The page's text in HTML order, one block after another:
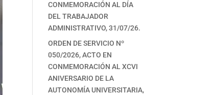
CONMEMORACIÓN AL DÍA
DEL TRABAJADOR
ADMINISTRATIVO, 31/07/26.
ORDEN DE SERVICIO Nº
050/2026, ACTO EN
CONMEMORACIÓN AL XCVI
ANIVERSARIO DE LA
AUTONOMÍA UNIVERSITARIA,